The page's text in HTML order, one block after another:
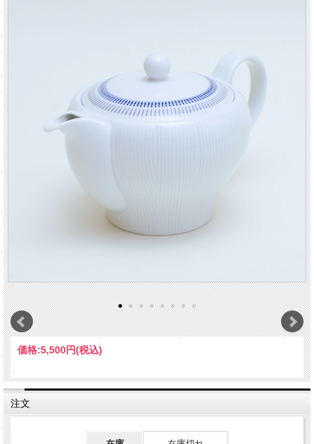
価格:5,500円(税込)
注文